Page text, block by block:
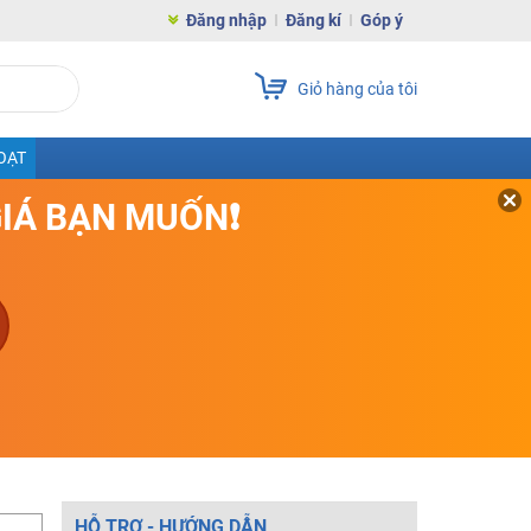
Đăng nhập Đăng kí Góp ý
Giỏ hàng của tôi
BẠN MUỐN❗